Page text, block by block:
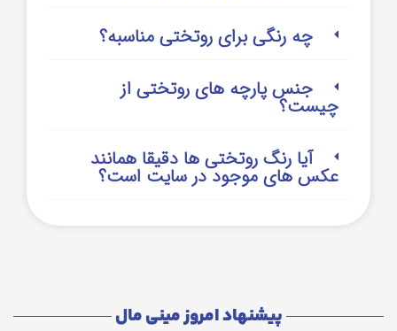
چه رنگی برای روتختی مناسبه؟
جنس پارچه های روتختی از
چیست؟
آیا رنگ روتختی ها دقیقا همانند
عکس های موجود در سایت است؟
پیشنهاد امروز مینی مال